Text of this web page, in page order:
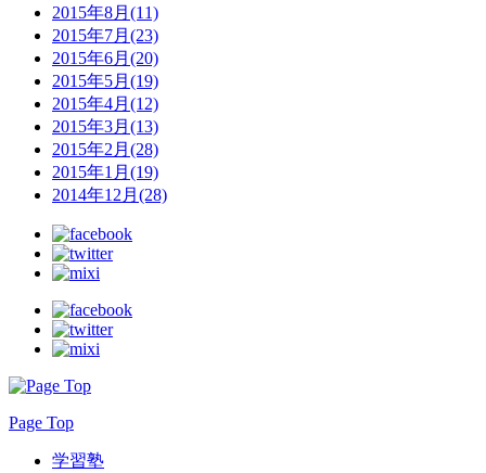
2015年8月(11)
2015年7月(23)
2015年6月(20)
2015年5月(19)
2015年4月(12)
2015年3月(13)
2015年2月(28)
2015年1月(19)
2014年12月(28)
Page Top
学習塾